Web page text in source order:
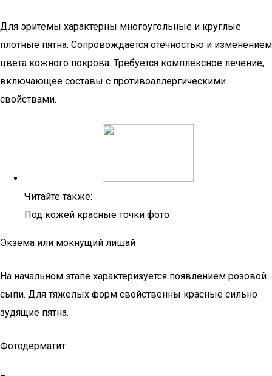
Для эритемы характерны многоугольные и круглые
плотные пятна. Сопровождается отечностью и изменением
цвета кожного покрова. Требуется комплексное лечение,
включающее составы с противоаллергическими
свойствами.
Читайте также:
Под кожей красные точки фото
Экзема или мокнущий лишай
На начальном этапе характеризуется появлением розовой
сыпи. Для тяжелых форм свойственны красные сильно
зудящие пятна.
Фотодерматит